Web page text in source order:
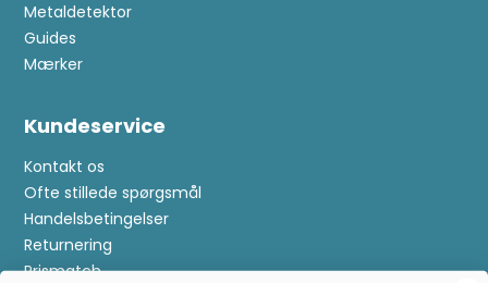
Metaldetektor
Guides
Mærker
Kundeservice
Kontakt os
Ofte stillede spørgsmål
Handelsbetingelser
Returnering
Prismatch